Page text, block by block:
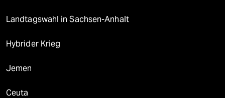
Landtagswahl in Sachsen-Anhalt
Hybrider Krieg
Jemen
Ceuta